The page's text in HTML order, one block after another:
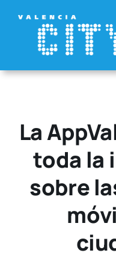
contenido
La
toda la
sobre